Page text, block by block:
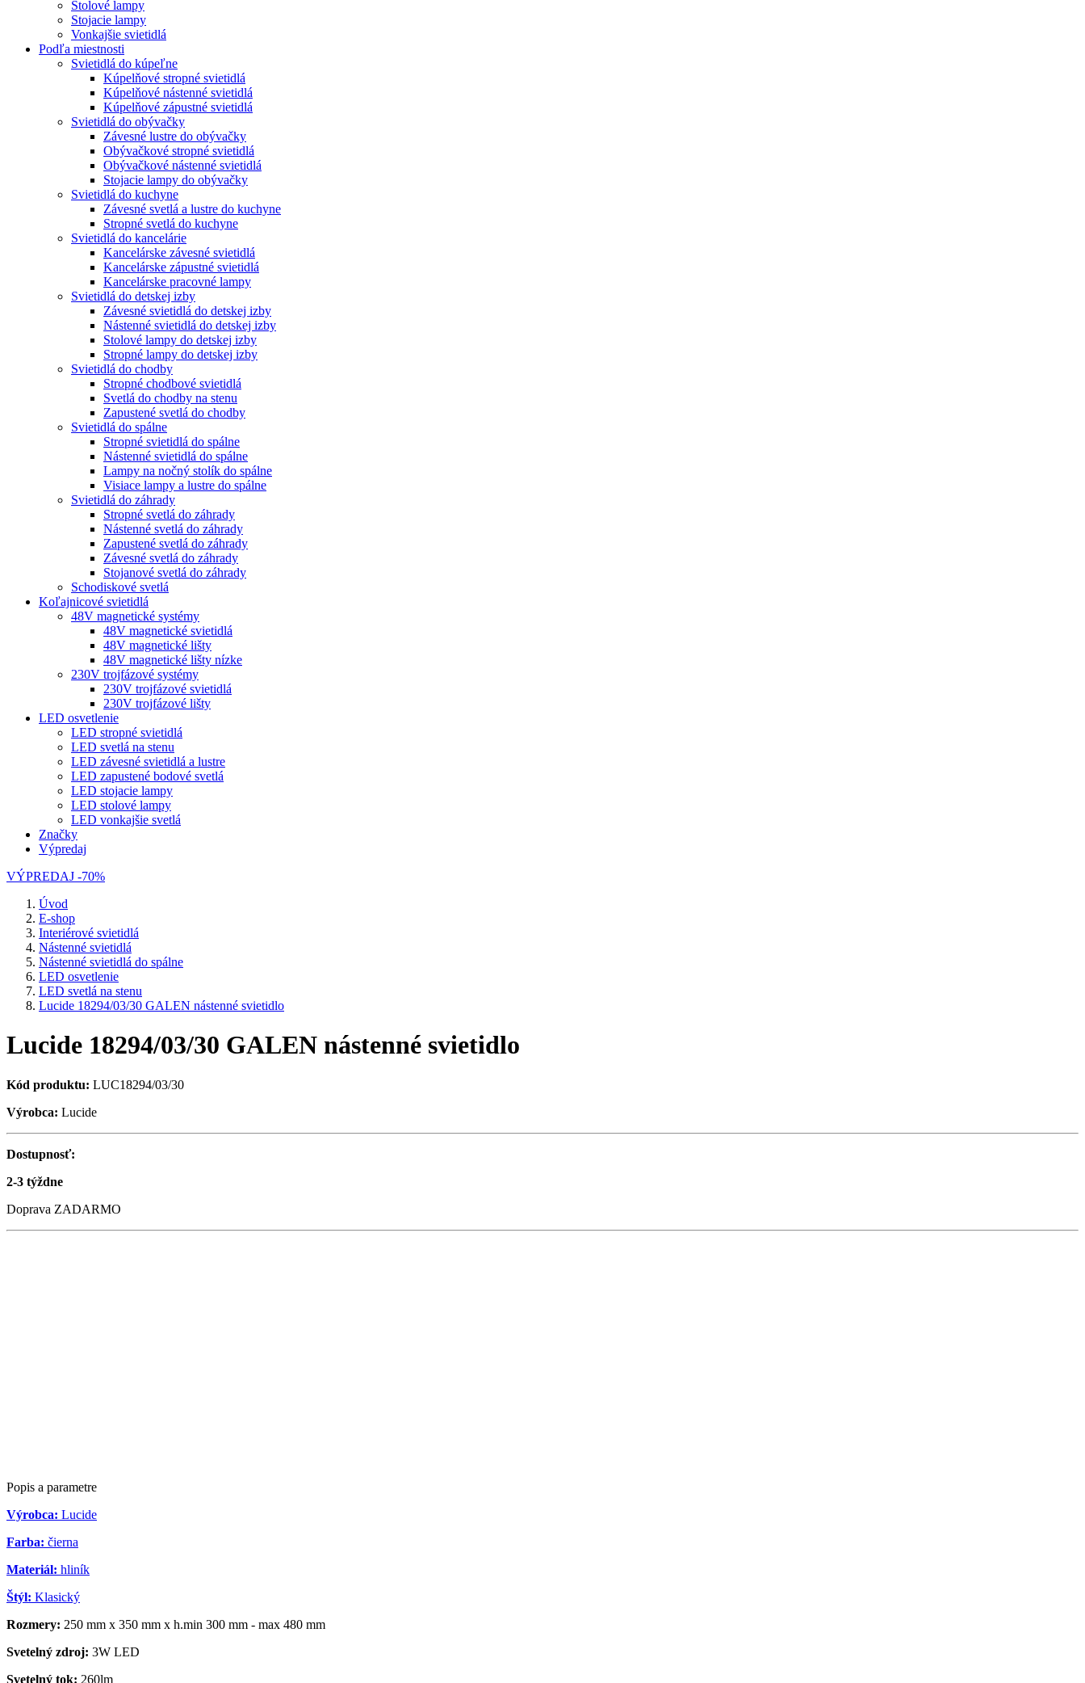
Stolové lampy
Stojacie lampy
Vonkajšie svietidlá
Podľa miestnosti
Svietidlá do kúpeľne
Kúpelňové stropné svietidlá
Kúpelňové nástenné svietidlá
Kúpelňové zápustné svietidlá
Svietidlá do obývačky
Závesné lustre do obývačky
Obývačkové stropné svietidlá
Obývačkové nástenné svietidlá
Stojacie lampy do obývačky
Svietidlá do kuchyne
Závesné svetlá a lustre do kuchyne
Stropné svetlá do kuchyne
Svietidlá do kancelárie
Kancelárske závesné svietidlá
Kancelárske zápustné svietidlá
Kancelárske pracovné lampy
Svietidlá do detskej izby
Závesné svietidlá do detskej izby
Nástenné svietidlá do detskej izby
Stolové lampy do detskej izby
Stropné lampy do detskej izby
Svietidlá do chodby
Stropné chodbové svietidlá
Svetlá do chodby na stenu
Zapustené svetlá do chodby
Svietidlá do spálne
Stropné svietidlá do spálne
Nástenné svietidlá do spálne
Lampy na nočný stolík do spálne
Visiace lampy a lustre do spálne
Svietidlá do záhrady
Stropné svetlá do záhrady
Nástenné svetlá do záhrady
Zapustené svetlá do záhrady
Závesné svetlá do záhrady
Stojanové svetlá do záhrady
Schodiskové svetlá
Koľajnicové svietidlá
48V magnetické systémy
48V magnetické svietidlá
48V magnetické lišty
48V magnetické lišty nízke
230V trojfázové systémy
230V trojfázové svietidlá
230V trojfázové lišty
LED osvetlenie
LED stropné svietidlá
LED svetlá na stenu
LED závesné svietidlá a lustre
LED zapustené bodové svetlá
LED stojacie lampy
LED stolové lampy
LED vonkajšie svetlá
Značky
Výpredaj
VÝPREDAJ -70%
Úvod
E-shop
Interiérové svietidlá
Nástenné svietidlá
Nástenné svietidlá do spálne
LED osvetlenie
LED svetlá na stenu
Lucide 18294/03/30 GALEN nástenné svietidlo
Lucide 18294/03/30 GALEN nástenné svietidlo
Kód produktu: LUC18294/03/30
Výrobca: Lucide
Dostupnosť:
2-3 týždne
Doprava ZADARMO
Popis a parametre
Výrobca: Lucide
Farba: čierna
Materiál: hliník
Štýl: Klasický
Rozmery: 250 mm x 350 mm x h.min 300 mm - max 480 mm
Svetelný zdroj: 3W LED
Svetelný tok: 260lm